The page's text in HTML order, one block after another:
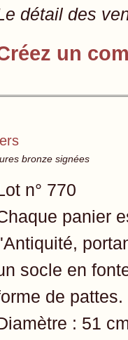
détail des
un
bronze signées
n° 770
panier
socle en
de pattes.
: 51